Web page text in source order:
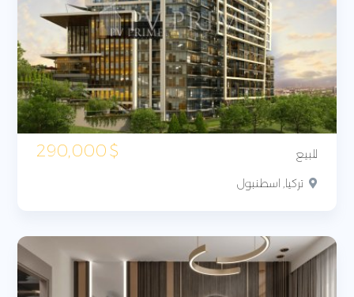
للبيع $
تركيا, اسطنبول